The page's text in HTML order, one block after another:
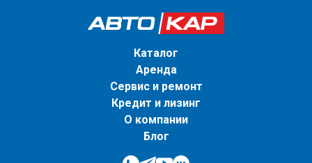
Каталог
Аренда
Сервис и ремонт
Кредит и лизинг
О компании
Блог